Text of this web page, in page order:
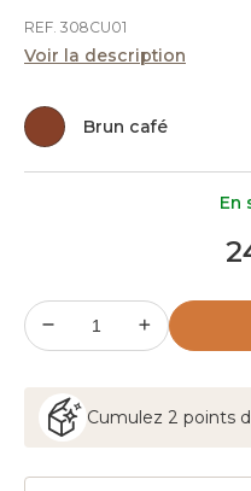
REF. 308CU01
Voir la description
Brun café
Cumulez 2 points